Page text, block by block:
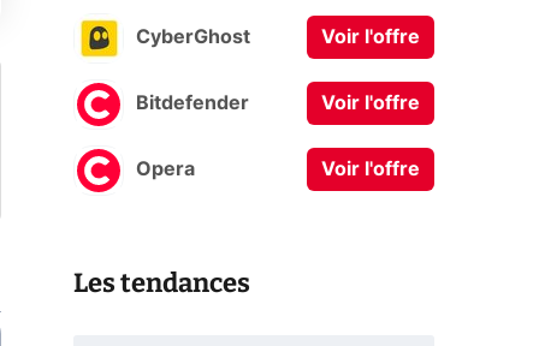
CyberGhost Voir l'offre
Bitdefender Voir l'offre
Opera Voir l'offre
Les tendances